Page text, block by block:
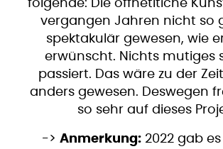
folgende: Die öffnetltiche
vergangen Jahren nicht so
spektakulär gewesen, wie
erwünscht. Nichts mutiges
passiert. Das wäre zu der
anders gewesen. Deswegen
so sehr auf dieses
-> Anmerkung:2022 gab